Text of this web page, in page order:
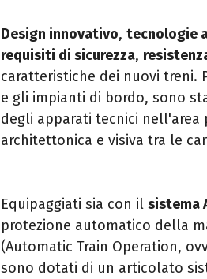
Design innovativo, tecnologie
requisiti di sicurezza,
caratteristiche dei nuovi treni.
e gli impianti di bordo, sono
degli apparati tecnici nell'area
architettonica e visiva tra le
Equipaggiati sia con il sistema
protezione automatico della
(Automatic Train Operation,
sono dotati di un articolato